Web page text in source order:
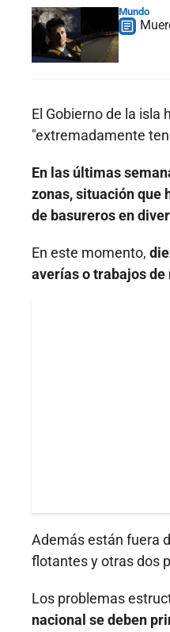
Mundo
El Gobierno de la isla
"extremadamente
En las últimas
zonas, situación que
de basureros en
En este momento,
averías o trabajos
Además están fuera
flotantes y otras dos
Los problemas
nacional se deben